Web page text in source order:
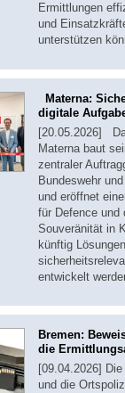
Ermittlungen
und
unterstützen
Materna:
digitale
[20.05.2026]
Materna baut
zentraler
Bundeswehr
und eröffnet
für Defence und
Souveränität in
künftig
entwickelt
Bremen:
die
[09.04.2026]
und die